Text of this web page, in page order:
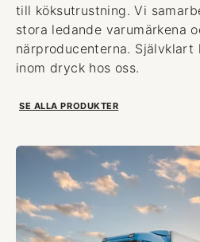
till köksutrustning. Vi
stora ledande varumärkena
närproducenterna.
inom dryck hos oss.
SE ALLA PRODUKTER